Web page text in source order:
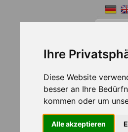
Ihre
Diese Website
besser an Ihre
kommen oder um
Alle akzeptieren